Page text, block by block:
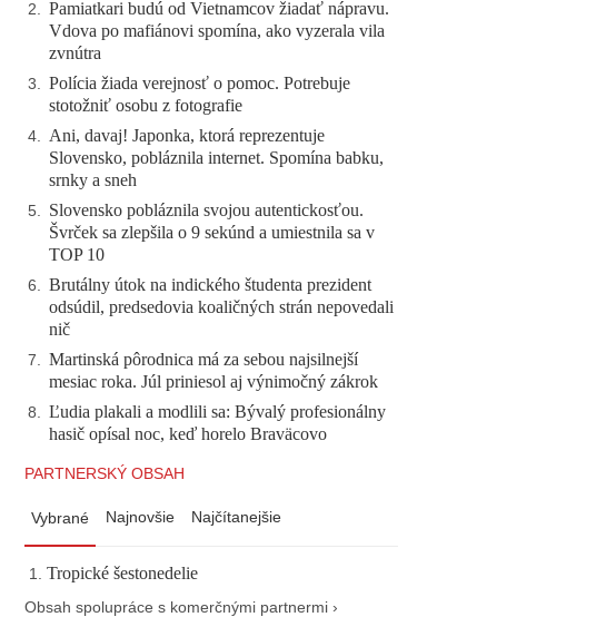
2. Pamiatkari budú od Vietnamcov žiadať nápravu.
Vdova po mafiánovi spomína, ako vyzerala vila
zvnútra
3. Polícia žiada verejnosť o pomoc. Potrebuje
stotožniť osobu z fotografie
4. Ani, davaj! Japonka, ktorá reprezentuje
Slovensko, pobláznila internet. Spomína babku,
srnky a sneh
5. Slovensko pobláznila svojou autentickosťou.
Švrček sa zlepšila o 9 sekúnd a umiestnila sa v
TOP 10
6. Brutálny útok na indického študenta prezident
odsúdil, predsedovia koaličných strán nepovedali
nič
7. Martinská pôrodnica má za sebou najsilnejší
mesiac roka. Júl priniesol aj výnimočný zákrok
8. Ľudia plakali a modlili sa: Bývalý profesionálny
hasič opísal noc, keď horelo Braväcovo
PARTNERSKÝ OBSAH
Vybrané Najnovšie Najčítanejšie
Tropické šestonedelie
Obsah spolupráce s komerčnými partnermi ›